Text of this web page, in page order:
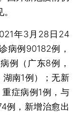
年3月28日24
病例90182例，
例（广东8例，
南1例）；无新
症病例1例，与
例，新增治愈出